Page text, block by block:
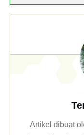
Artikel dibuat